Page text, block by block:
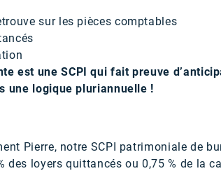
sur les pièces comptables
est une SCPI qui fait preuve
une logique pluriannuelle !
Pierre, notre SCPI patrimoniale de
des loyers quittancés ou 0,75 % de la